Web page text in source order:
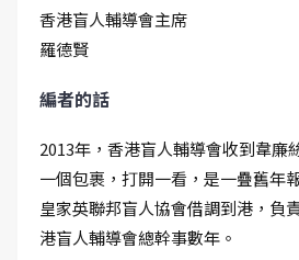
香港盲人輔導會主席
羅德賢
編者的話
2013年，香港盲人輔導會收到韋廉
一個包裹，打開一看，是一疊舊年
皇家英聯邦盲人協會借調到港，負
港盲人輔導會總幹事數年。